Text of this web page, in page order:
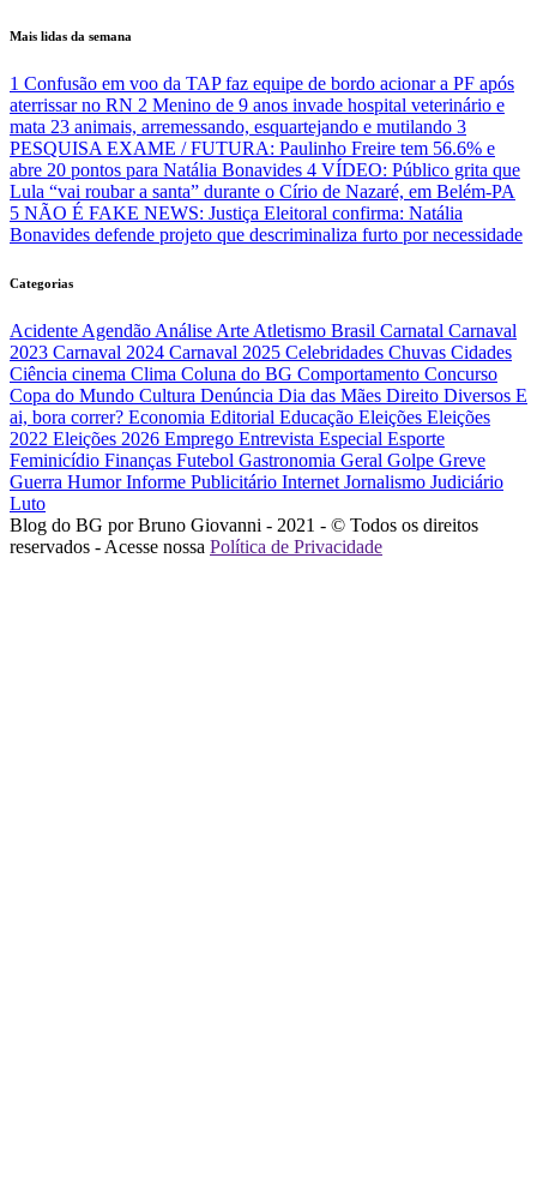
Mais lidas da semana
1 Confusão em voo da TAP faz equipe de bordo acionar a PF após
aterrissar no RN 2 Menino de 9 anos invade hospital veterinário e
mata 23 animais, arremessando, esquartejando e mutilando 3
PESQUISA EXAME / FUTURA: Paulinho Freire tem 56.6% e
abre 20 pontos para Natália Bonavides 4 VÍDEO: Público grita que
Lula “vai roubar a santa” durante o Círio de Nazaré, em Belém-PA
5 NÃO É FAKE NEWS: Justiça Eleitoral confirma: Natália
Bonavides defende projeto que descriminaliza furto por necessidade
Categorias
Acidente Agendão Análise Arte Atletismo Brasil Carnatal Carnaval
2023 Carnaval 2024 Carnaval 2025 Celebridades Chuvas Cidades
Ciência cinema Clima Coluna do BG Comportamento Concurso
Copa do Mundo Cultura Denúncia Dia das Mães Direito Diversos E
ai, bora correr? Economia Editorial Educação Eleições Eleições
2022 Eleições 2026 Emprego Entrevista Especial Esporte
Feminicídio Finanças Futebol Gastronomia Geral Golpe Greve
Guerra HumorInforme Publicitário Internet Jornalismo Judiciário
Luto
Blog do BG por Bruno Giovanni - 2021 - © Todos os direitos
reservados - Acesse nossa Política de Privacidade